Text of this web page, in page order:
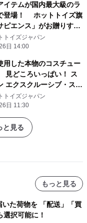
サピエンス名古屋にて 入
限定オープン！
イテムが国内最大級のラ
登場！ ホットトイズ旗
ピエンス」がお贈りする
ズ／エンドゲーム』メ
6日より期間限定で大
トイズジャパン
日 14:00
用した本物のコスチュー
見どころいっぱい！ ス
エクスクルーシブ・スト
アー トイサピエンス
定オープン！
トイズジャパン
日 11:30
と見る
もっと見る
いた荷物を 「配送」「買
選択可能に！